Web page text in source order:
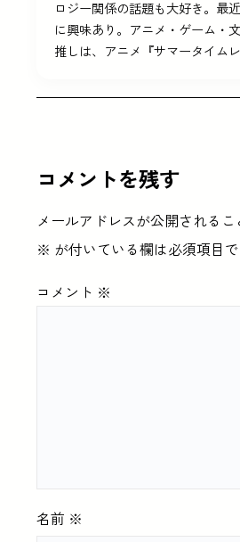
ロジー関係の話題も大好き。最
に興味あり。アニメ・ゲーム・
推しは、アニメ『サマータイムレ
コメントを残す
メールアドレスが公開されるこ
※ が付いている欄は必須項目
コメント ※
名前 ※